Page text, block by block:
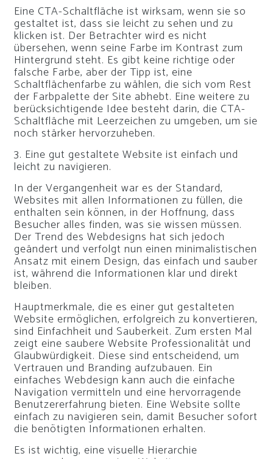
Eine CTA-Schaltfläche ist wirksam, wenn sie so
gestaltet ist, dass sie leicht zu sehen und zu
klicken ist. Der Betrachter wird es nicht
übersehen, wenn seine Farbe im Kontrast zum
Hintergrund steht. Es gibt keine richtige oder
falsche Farbe, aber der Tipp ist, eine
Schaltflächenfarbe zu wählen, die sich vom Rest
der Farbpalette der Site abhebt. Eine weitere zu
berücksichtigende Idee besteht darin, die CTA-
Schaltfläche mit Leerzeichen zu umgeben, um sie
noch stärker hervorzuheben.
3. Eine gut gestaltete Website ist einfach und
leicht zu navigieren.
In der Vergangenheit war es der Standard,
Websites mit allen Informationen zu füllen, die
enthalten sein können, in der Hoffnung, dass
Besucher alles finden, was sie wissen müssen.
Der Trend des Webdesigns hat sich jedoch
geändert und verfolgt nun einen minimalistischen
Ansatz mit einem Design, das einfach und sauber
ist, während die Informationen klar und direkt
bleiben.
Hauptmerkmale, die es einer gut gestalteten
Website ermöglichen, erfolgreich zu konvertieren,
sind Einfachheit und Sauberkeit. Zum ersten Mal
zeigt eine saubere Website Professionalität und
Glaubwürdigkeit. Diese sind entscheidend, um
Vertrauen und Branding aufzubauen. Ein
einfaches Webdesign kann auch die einfache
Navigation vermitteln und eine hervorragende
Benutzererfahrung bieten. Eine Website sollte
einfach zu navigieren sein, damit Besucher sofort
die benötigten Informationen erhalten.
Es ist wichtig, eine visuelle Hierarchie